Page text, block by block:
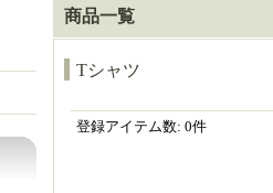
商品一覧
Tシャツ
登録アイテム数: 0件